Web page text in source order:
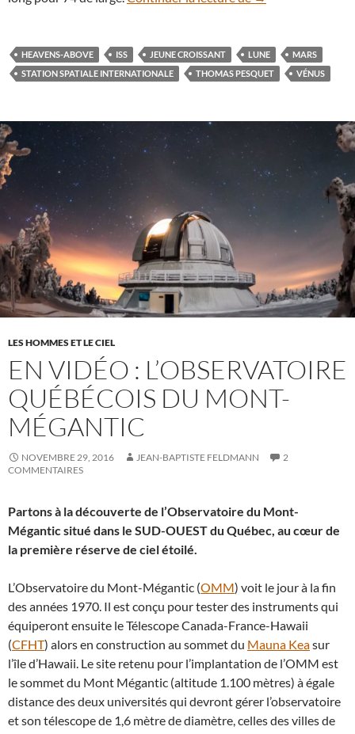
HEAVENS-ABOVE ISS JEUNE CROISSANT LUNE
MARS
STATION SPATIALE INTERNATIONALE
THOMAS PESQUET VÉNUS
LES HOMMES ET LE CIEL
EN VIDÉO : L’OBSERVATOIRE
QUÉBÉCOIS DU MONT-
MÉGANTIC
NOVEMBRE 29, 2016 JEAN-BAPTISTE FELDMANN
2
COMMENTAIRES
Partons à la découverte de l’Observatoire du Mont-
Mégantic situé dans le SUD-OUEST du Québec, au cœur de
la première réserve de ciel étoilé.
L’Observatoire du Mont-Mégantic (OMM) voit le jour à la fin
des années 1970. Il est conçu pour tester des instruments qui
équiperont ensuite le Télescope Canada-France-Hawaii
(CFHT) alors en construction au sommet du Mauna Keasur
l’île d’Hawaii. Le site retenu pour l’implantation de l’OMM est
le sommet du Mont Mégantic (altitude 1.100 mètres) à égale
distance des deux universités qui devront gérer l’observatoire
et son télescope de 1,6 mètre de diamètre, celles des villes de